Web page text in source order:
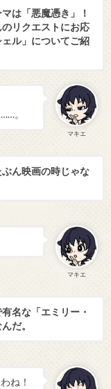
は「悪魔憑き」！
リクエストにお応
ル」についてご紹
マキエ
。
ん映画の時じゃな
マキエ
名な「エミリー・
だ。
ね！